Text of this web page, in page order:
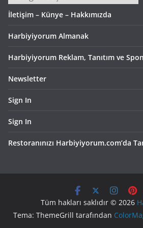
İletişim – Künye – Hakkımızda
Harbiyiyorum Almanak
Harbiyiyorum Reklam, Tanıtım ve
Newsletter
Sign In
Sign In
Restoranınızı Harbiyiyorum.com’da
Tüm hakları saklıdır © 2026
Tema: ThemeGrill tarafından